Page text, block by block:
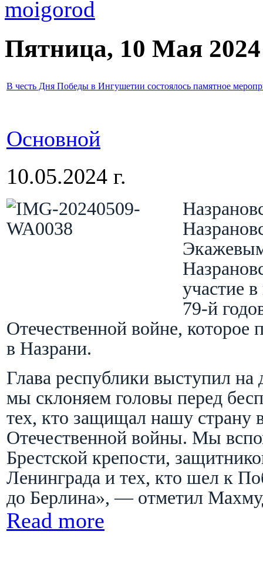
Пятница, 10 Мая 2024
В честь Дня Победы в Ингушетии состоялось памятное
Основной
10.05.2024 г.
участие
79-й
Отечественной войне,
в Назрани.
Глава республики выступил
мы склоняем головы перед
тех, кто защищал нашу страну
Отечественной войны. Мы
Брестской крепости,
Ленинграда и тех, кто шел к
до Берлина», — отметил
Read more